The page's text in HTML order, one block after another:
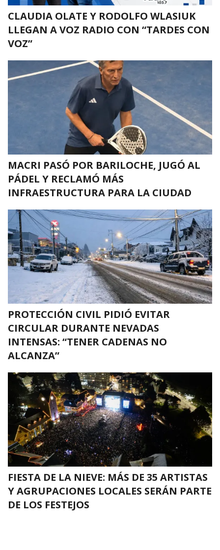
CLAUDIA OLATE Y RODOLFO WLASIUK
LLEGAN A VOZ RADIO CON “TARDES CON
VOZ”
MACRI PASÓ POR BARILOCHE, JUGÓ AL
PÁDEL Y RECLAMÓ MÁS
INFRAESTRUCTURA PARA LA CIUDAD
PROTECCIÓN CIVIL PIDIÓ EVITAR
CIRCULAR DURANTE NEVADAS
INTENSAS: “TENER CADENAS NO
ALCANZA”
FIESTA DE LA NIEVE: MÁS DE 35 ARTISTAS
Y AGRUPACIONES LOCALES SERÁN PARTE
DE LOS FESTEJOS